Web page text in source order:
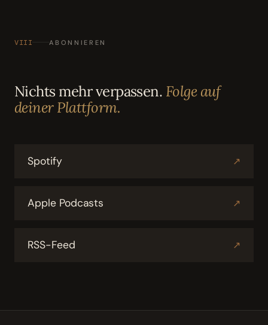
VIII ABONNIEREN
Nichts mehr verpassen. Folge auf
deiner Plattform.
Spotify ↗
Apple Podcasts ↗
RSS-Feed ↗